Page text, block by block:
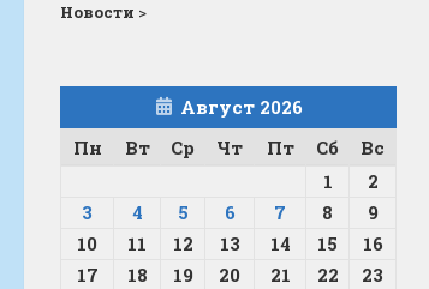
Новости >
Август 2026
Пн
Вт Ср Чт Пт Сб
Вс
1
2
3
4 5 6 7 8
9
10
11 12 13 14 15
16
17
18 19 20 21 22
23